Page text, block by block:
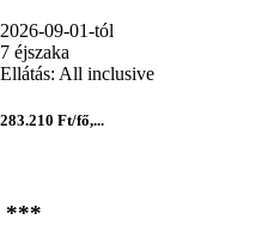
2026-09-01-tól
7 éjszaka
Ellátás: All inclusive
283.210 Ft/fő,...
***